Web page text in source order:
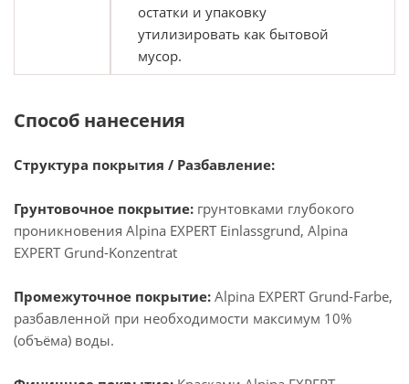
остатки и упаковку
утилизировать как бытовой
мусор.
Способ нанесения
Структура покрытия / Разбавление:
Грунтовочное покрытие: грунтовками глубокого
проникновения Alpina EXPERT Einlassgrund, Alpina
EXPERT Grund-Konzentrat
Промежуточное покрытие: Alpina EXPERT Grund-Farbe,
разбавленной при необходимости максимум 10%
(объёма) воды.